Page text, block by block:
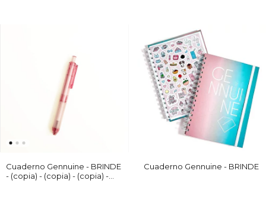
Cuaderno Gennuine - BRINDE
- (copia) - (copia) - (copia) -
Cuaderno Gennuine - BRINDE